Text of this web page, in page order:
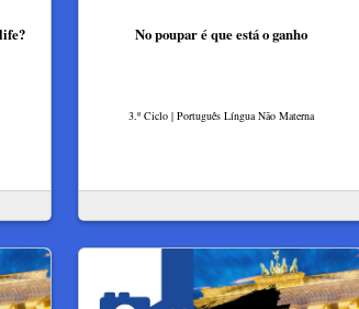
No poupar é que está o ganho
3.º Ciclo | Português Língua Não Materna